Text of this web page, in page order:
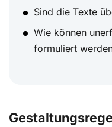
Sind die Texte
Wie können
formuliert